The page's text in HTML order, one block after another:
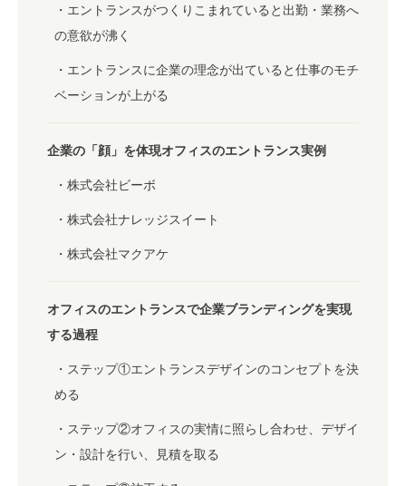
エントランスがつくりこまれていると出勤・業務へ
の意欲が沸く
エントランスに企業の理念が出ていると仕事のモチ
ベーションが上がる
企業の「顔」を体現オフィスのエントランス実例
株式会社ビーボ
株式会社ナレッジスイート
株式会社マクアケ
オフィスのエントランスで企業ブランディングを実現
する過程
ステップ①エントランスデザインのコンセプトを決
める
ステップ②オフィスの実情に照らし合わせ、デザイ
ン・設計を行い、見積を取る